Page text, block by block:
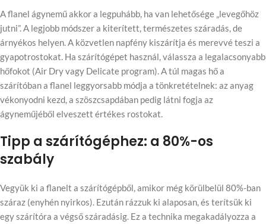
A flanel ágynemű akkor a legpuhább, ha van lehetősége „levegőhöz
jutni”. A legjobb módszer a kiterített, természetes száradás, de
árnyékos helyen. A közvetlen napfény kiszárítja és merevvé teszi a
gyapotrostokat. Ha szárítógépet használ, válassza a legalacsonyabb
hőfokot (Air Dry vagy Delicate program). A túl magas hő a
szárítóban a flanel leggyorsabb módja a tönkretételnek: az anyag
vékonyodni kezd, a szöszcsapdában pedig látni fogja az
ágyneműjéből elveszett értékes rostokat.
Tipp a szárítógéphez: a 80%-os
szabály
Vegyük ki a flanelt a szárítógépből, amikor még körülbelül 80%-ban
száraz (enyhén nyirkos). Ezután rázzuk ki alaposan, és terítsük ki
egy szárítóra a végső száradásig. Ez a technika megakadályozza a